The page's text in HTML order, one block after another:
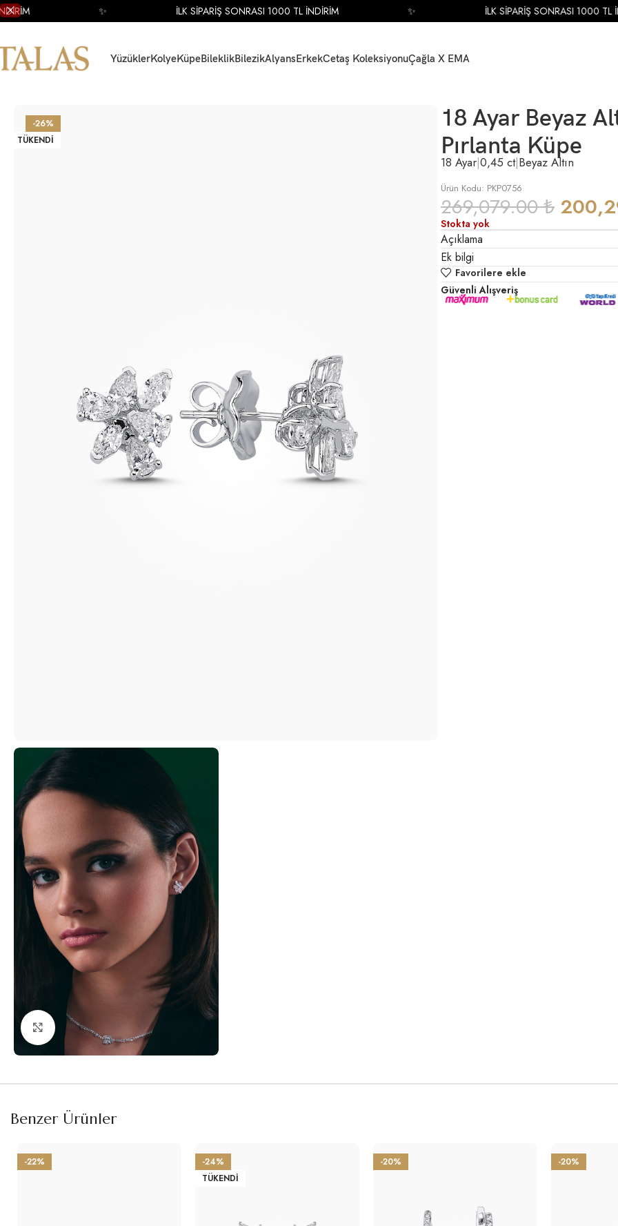
YüzüklerKolyeKüpeBileklikBilezikAlyansErkekCetaş KoleksiyonuÇağla X EMA
-26%
TÜKENDI
Büyütmek için tıklayın
18 Ayar Beyaz
Pırlanta Küpe
18 Ayar|0,45 ct|Beyaz Altın
Ürün Kodu: PKP0756
269,079.00₺
Stokta yok
Açıklama
Ek bilgi
Favorilere ekle
Güvenli Alışveriş
Benzer Ürünler
-22%
-24%
TÜKENDI
-20% -20%
İLK SİPARİŞ SONRASI 1000 TL İNDİRİM İLK SİPARİŞ SONRASI 1000 TL